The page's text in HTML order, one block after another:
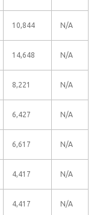
10,844 N/A
14,648 N/A
8,221 N/A
6,427 N/A
6,617 N/A
4,417 N/A
4,417 N/A